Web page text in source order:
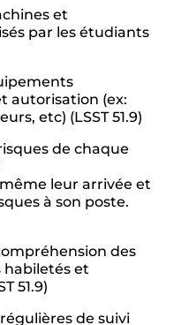
et
par les étudiants
autorisation (ex:
etc) (LSST 51.9)
de chaque
leur arrivée et
à son poste.
des
habiletés et
51.9)
de suivi